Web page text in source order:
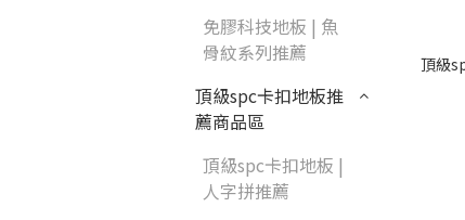
高密度隔音毯
紐西蘭羊毛地毯
居家改色貼膜
SPC石塑地板知識
木地板清潔
免膠科技地板 | 魚
骨紋系列推薦
頂級spc卡扣地板推
薦商品區
頂級spc卡扣地板 |
人字拼推薦
頂級